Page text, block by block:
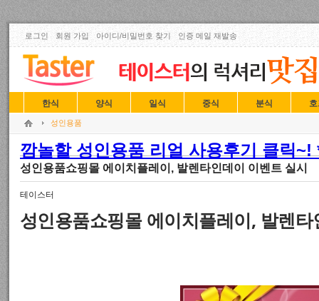
로그인 회원 가입 아이디/비밀번호 찾기 인증 메일 재발송
한식 양식 일식 중식 분식
성인용품
깜놀할 성인용품 리얼 사용후기 클릭~!
성인용품쇼핑몰 에이치플레이, 발렌타인데이 이벤트 실시
테이스터
성인용품쇼핑몰 에이치플레이, 발렌